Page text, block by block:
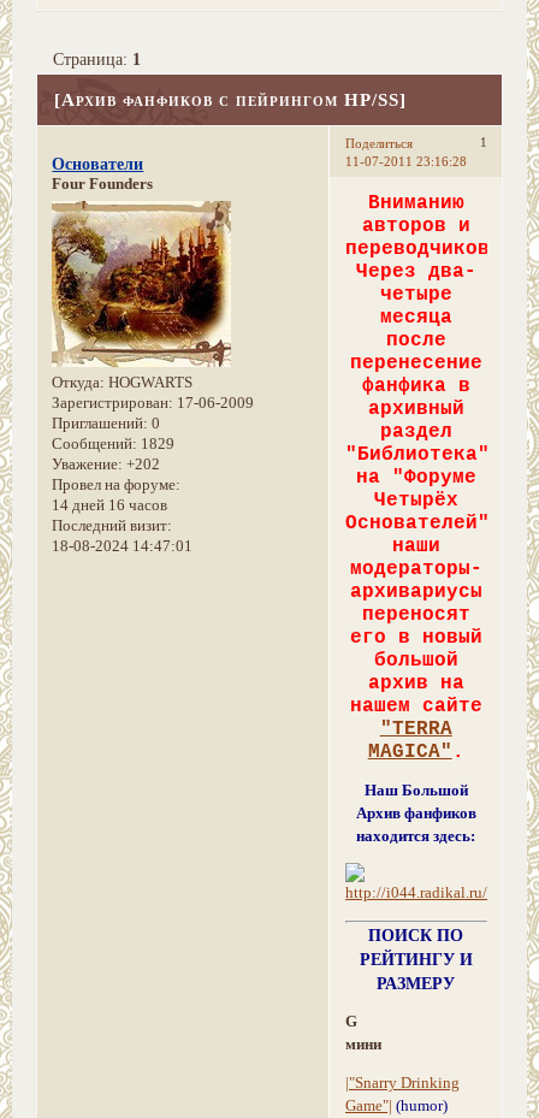
[Архив фанфиков с пейрингом HP/SS]
Страница: 1
Поделиться
1
11-07-2011 23:16:28
Основатели
Four Founders
Откуда: HOGWARTS
Зарегистрирован: 17-06-2009
Приглашений: 0
Сообщений: 1829
Уважение: +202
Провел на форуме:
14 дней 16 часов
Последний визит:
18-08-2024 14:47:01
Вниманию
авторов и
переводчиков!
Через два-
четыре
месяца
после
перенесение
фанфика в
архивный
раздел
"Библиотека"
на "Форуме
Четырёх
Основателей"
наши
модераторы-
архивариусы
переносят
его в новый
большой
архив на
нашем сайте
"TERRA
MAGICA" .
Наш Большой
Архив фанфиков
находится здесь:
ПОИСК ПО
РЕЙТИНГУ И
РАЗМЕРУ
G
мини
|"Snarry Drinking
Game"| (humor)